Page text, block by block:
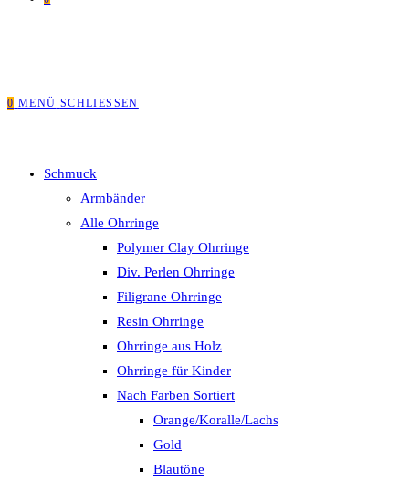
0 MENÜ SCHLIESSEN
Schmuck
Armbänder
Alle Ohrringe
Polymer Clay Ohrringe
Div. Perlen Ohrringe
Filigrane Ohrringe
Resin Ohrringe
Ohrringe aus Holz
Ohrringe für Kinder
Nach Farben Sortiert
Orange/Koralle/Lachs
Gold
Blautöne